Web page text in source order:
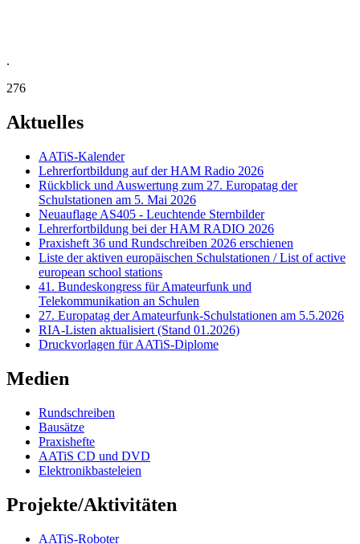
.
276
Aktuelles
AATiS-Kalender
Lehrerfortbildung auf der HAM Radio 2026
Rückblick und Auswertung zum 27. Europatag der
Schulstationen am 5. Mai 2026
Neuauflage AS405 - Leuchtende Sternbilder
Lehrerfortbildung bei der HAM RADIO 2026
Praxisheft 36 und Rundschreiben 2026 erschienen
Liste der aktiven europäischen Schulstationen / List of active
european school stations
41. Bundeskongress für Amateurfunk und
Telekommunikation an Schulen
27. Europatag der Amateurfunk-Schulstationen am 5.5.2026
RIA-Listen aktualisiert (Stand 01.2026)
Druckvorlagen für AATiS-Diplome
Medien
Rundschreiben
Bausätze
Praxishefte
AATiS CD und DVD
Elektronikbasteleien
Projekte/Aktivitäten
AATiS-Roboter